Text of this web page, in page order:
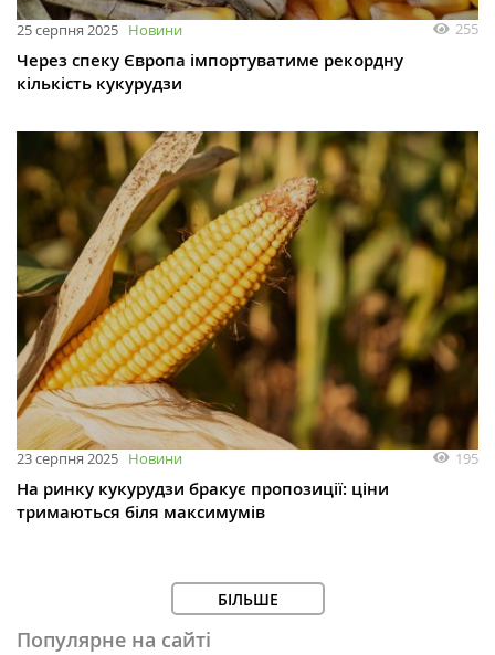
25 серпня 2025 Новини 255
Через спеку Європа імпортуватиме рекордну
кількість кукурудзи
23 серпня 2025 Новини 195
На ринку кукурудзи бракує пропозиції: ціни
тримаються біля максимумів
БІЛЬШЕ
Популярне на сайті